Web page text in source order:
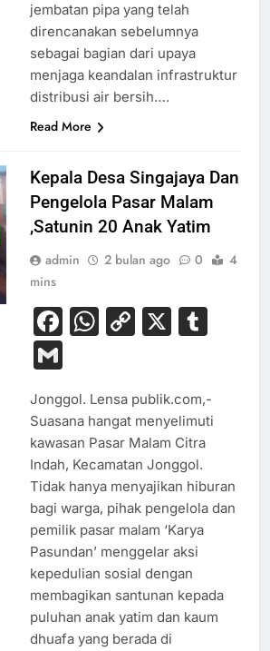
jembatan pipa yang telah
direncanakan sebelumnya
sebagai bagian dari upaya
menjaga keandalan infrastruktur
distribusi air bersih….
Read More
‎Kepala Desa Singajaya Dan
Pengelola Pasar Malam
,Satunin 20 Anak Yatim
admin 2 bulan ago 0
4
mins
Facebook
WhatsApp
Copy
X
Gmail
Jonggol. Lensa publik.com,-
Suasana hangat menyelimuti
kawasan Pasar Malam Citra
Indah, Kecamatan Jonggol.
Tidak hanya menyajikan hiburan
bagi warga, pihak pengelola dan
pemilik pasar malam ‘Karya
Pasundan’ menggelar aksi
kepedulian sosial dengan
membagikan santunan kepada
puluhan anak yatim dan kaum
dhuafa yang berada di